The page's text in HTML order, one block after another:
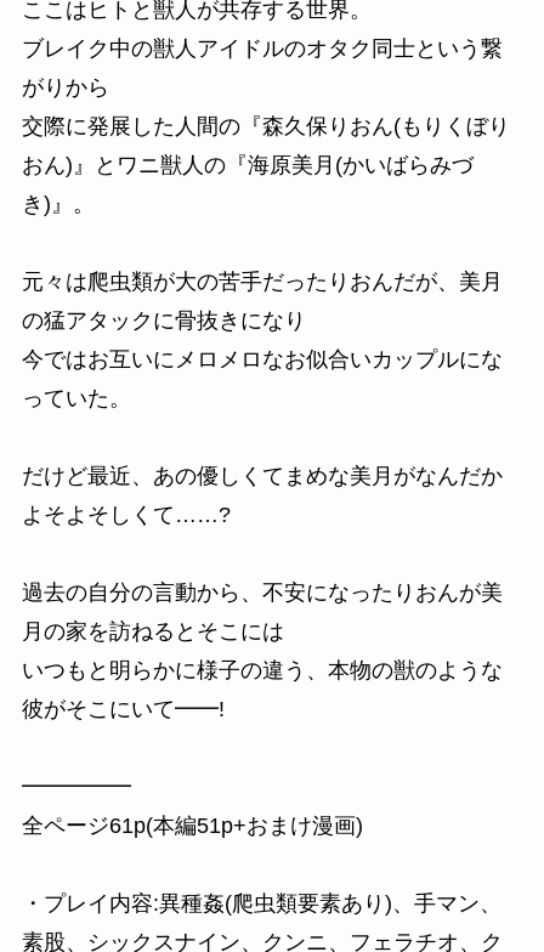
ここはヒトと獣人が共存する世界。
ブレイク中の獣人アイドルのオタク同士という繋
がりから
交際に発展した人間の『森久保りおん(もりくぼり
おん)』とワニ獣人の『海原美月(かいばらみづ
き)』。
元々は爬虫類が大の苦手だったりおんだが、美月
の猛アタックに骨抜きになり
今ではお互いにメロメロなお似合いカップルにな
っていた。
だけど最近、あの優しくてまめな美月がなんだか
よそよそしくて……?
過去の自分の言動から、不安になったりおんが美
月の家を訪ねるとそこには
いつもと明らかに様子の違う、本物の獣のような
彼がそこにいて━━!
━━━━━
全ページ61p(本編51p+おまけ漫画)
・プレイ内容:異種姦(爬虫類要素あり)、手マン、
素股、シックスナイン、クンニ、フェラチオ、ク